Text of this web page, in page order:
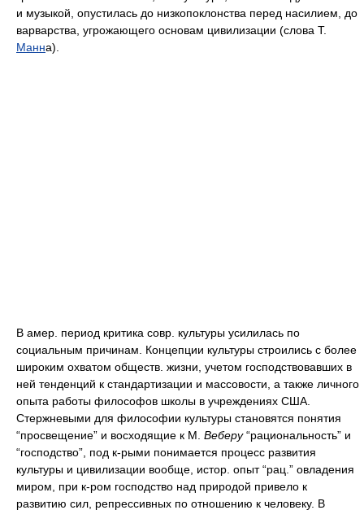
и музыкой, опустилась до низкопоклонства перед насилием, до
варварства, угрожающего основам цивилизации (слова Т.
Манна).
В амер. период критика совр. культуры усилилась по
социальным причинам. Концепции культуры строились с более
широким охватом обществ. жизни, учетом господствовавших в
ней тенденций к стандартизации и массовости, а также личного
опыта работы философов школы в учреждениях США.
Стержневыми для философии культуры становятся понятия
“просвещение” и восходящие к М. Веберу“рациональность” и
“господство”, под к-рыми понимается процесс развития
культуры и цивилизации вообще, истор. опыт “рац.” овладения
миром, при к-ром господство над природой привело к
развитию сил, репрессивных по отношению к человеку. В